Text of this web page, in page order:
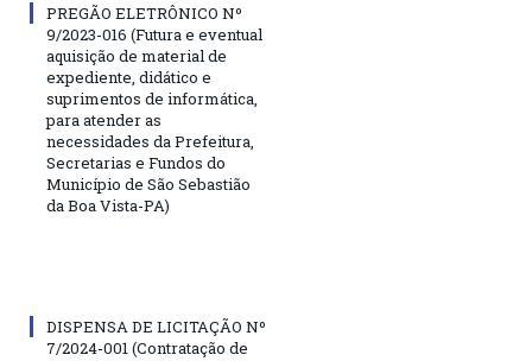
PREGÃO ELETRÔNICO Nº
9/2023-016 (Futura e eventual
aquisição de material de
expediente, didático e
suprimentos de informática,
para atender as
necessidades da Prefeitura,
Secretarias e Fundos do
Município de São Sebastião
da Boa Vista-PA)
DISPENSA DE LICITAÇÃO Nº
7/2024-001 (Contratação de